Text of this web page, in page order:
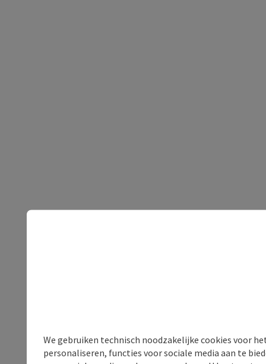
We gebruiken technisch noodzakelijke cookies voor
personaliseren, functies voor sociale media aan te